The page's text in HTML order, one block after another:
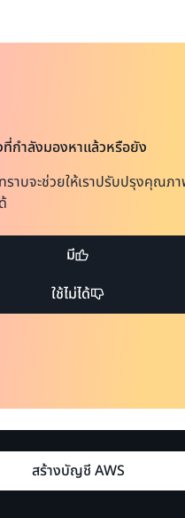
ำลังมองหาแล้วหรือยัง
ราบจะช่วยให้เราปรับปรุงคุณภ
มี
ใช้ไม่ได้
สร้างบัญชี AWS